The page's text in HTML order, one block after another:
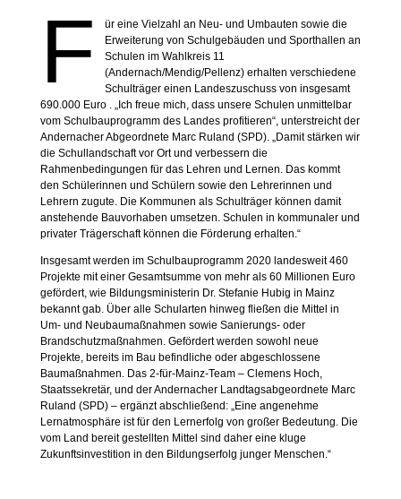
F
ür eine Vielzahl an Neu- und Umbauten sowie die
Erweiterung von Schulgebäuden und Sporthallen an
Schulen im Wahlkreis 11
(Andernach/Mendig/Pellenz) erhalten verschiedene
Schulträger einen Landeszuschuss von insgesamt
690.000 Euro . „Ich freue mich, dass unsere Schulen unmittelbar
vom Schulbauprogramm des Landes profitieren“, unterstreicht der
Andernacher Abgeordnete Marc Ruland (SPD). „Damit stärken wir
die Schullandschaft vor Ort und verbessern die
Rahmenbedingungen für das Lehren und Lernen. Das kommt
den Schülerinnen und Schülern sowie den Lehrerinnen und
Lehrern zugute. Die Kommunen als Schulträger können damit
anstehende Bauvorhaben umsetzen. Schulen in kommunaler und
privater Trägerschaft können die Förderung erhalten.“
Insgesamt werden im Schulbauprogramm 2020 landesweit 460
Projekte mit einer Gesamtsumme von mehr als 60 Millionen Euro
gefördert, wie Bildungsministerin Dr. Stefanie Hubig in Mainz
bekannt gab. Über alle Schularten hinweg fließen die Mittel in
Um- und Neubaumaßnahmen sowie Sanierungs- oder
Brandschutzmaßnahmen. Gefördert werden sowohl neue
Projekte, bereits im Bau befindliche oder abgeschlossene
Baumaßnahmen. Das 2-für-Mainz-Team – Clemens Hoch,
Staatssekretär, und der Andernacher Landtagsabgeordnete Marc
Ruland (SPD) – ergänzt abschließend: „Eine angenehme
Lernatmosphäre ist für den Lernerfolg von großer Bedeutung. Die
vom Land bereit gestellten Mittel sind daher eine kluge
Zukunftsinvestition in den Bildungserfolg junger Menschen.“